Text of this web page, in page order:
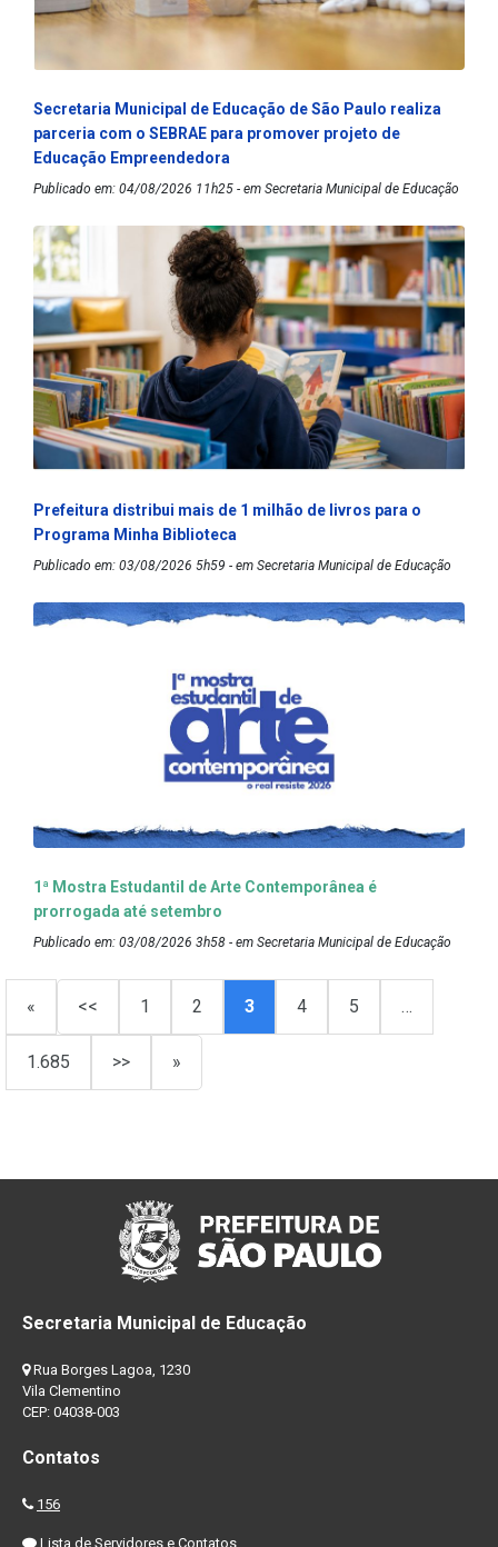
Secretaria Municipal de Educação de São Paulo realiza
parceria com o SEBRAE para promover projeto de
Educação Empreendedora
Publicado em: 04/08/2026 11h25 - em Secretaria Municipal de Educação
Prefeitura distribui mais de 1 milhão de livros para o
Programa Minha Biblioteca
Publicado em: 03/08/2026 5h59 - em Secretaria Municipal de Educação
1ª Mostra Estudantil de Arte Contemporânea é
prorrogada até setembro
Publicado em: 03/08/2026 3h58 - em Secretaria Municipal de Educação
« << 1 2 3 4 5 …
1.685 >> »
Secretaria Municipal de Educação
Rua Borges Lagoa, 1230
Vila Clementino
CEP: 04038-003
Contatos
156
Lista de Servidores e Contatos